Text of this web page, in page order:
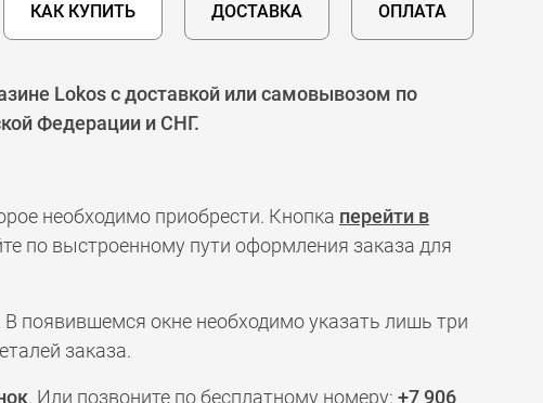
КАК КУПИТЬ ДОСТАВКА ОПЛАТА
Lokos с доставкой или самовывозом по
Федерации и СНГ.
необходимо приобрести. Кнопка перейти в
по выстроенному пути оформления заказа для
появившемся окне необходимо указать лишь три
заказа.
. Или позвоните по бесплатному номеру: +7 906